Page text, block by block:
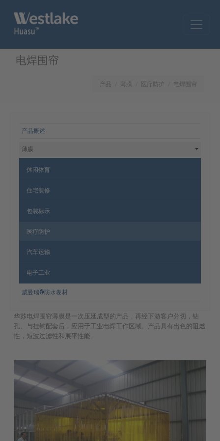
电焊围帘
产品 薄膜 医疗防护 电焊围帘
产品概述
薄膜
休闲体育
住宅装修
包装标示
医疗防护
汽车运输
电子工业
威曼瑞®防水卷材
华苏电焊围帘薄膜是一次压延成型的产品，再经下游客户分切，钻
孔、与挂钩配套后，应用于工业电焊工作区域。产品具有出色的阻燃
性，短波过滤性和展平性能。